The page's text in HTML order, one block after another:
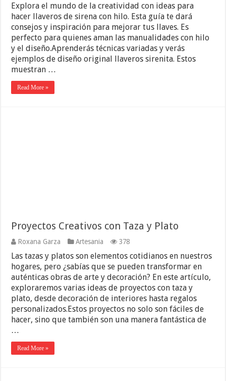
Explora el mundo de la creatividad con ideas para
hacer llaveros de sirena con hilo. Esta guía te dará
consejos y inspiración para mejorar tus llaves. Es
perfecto para quienes aman las manualidades con hilo
y el diseño.Aprenderás técnicas variadas y verás
ejemplos de diseño original llaveros sirenita. Estos
muestran …
Read More »
Proyectos Creativos con Taza y Plato
Roxana Garza Artesania 378
Las tazas y platos son elementos cotidianos en nuestros
hogares, pero ¿sabías que se pueden transformar en
auténticas obras de arte y decoración? En este artículo,
exploraremos varias ideas de proyectos con taza y
plato, desde decoración de interiores hasta regalos
personalizados.Estos proyectos no solo son fáciles de
hacer, sino que también son una manera fantástica de
…
Read More »